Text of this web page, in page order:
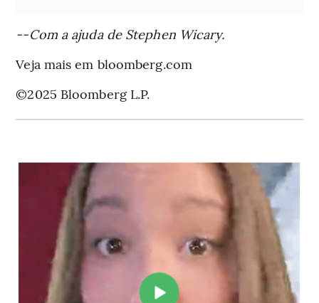
--Com a ajuda de Stephen Wicary.
Veja mais em bloomberg.com
©2025 Bloomberg L.P.